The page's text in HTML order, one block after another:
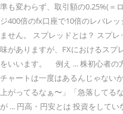
準も変わらず、取引額の0.25%(＝
ジ400倍のfx口座で10倍のレバレ
ません。 スプレッドとは？ スプ
味がありますが、FXにおけるスプ
をいいます。 例え ... 株初心者の
チャートは一度はあるんじゃない
上がってるなぁ〜」「急落してる
が ... 円高・円安とは 投資をして